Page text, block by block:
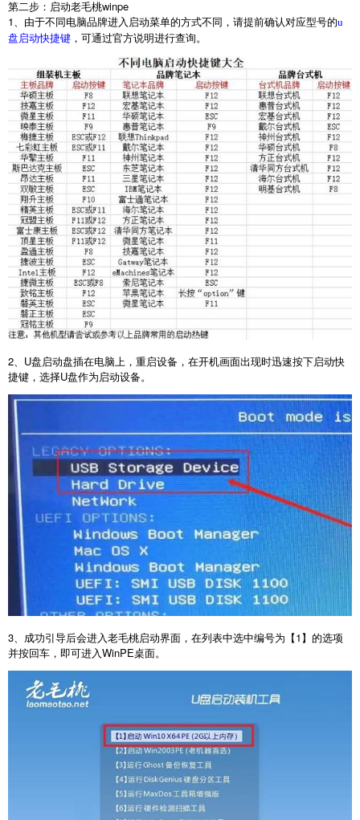
第二步：启动老毛桃winpe
1、由于不同电脑品牌进入启动菜单的方式不同，请提前确认对应型号的u
盘启动快捷键 ，可通过官方说明进行查询。
2、 U盘启动盘插在电脑上，重启设备，在开机画面出现时迅速按下启动快
捷键，选择U盘作为启动设备。
3 、成功引导后会进入老毛桃启动界面，在列表中选中编号为【1】的选项
并按回车，即可进入WinPE桌面。